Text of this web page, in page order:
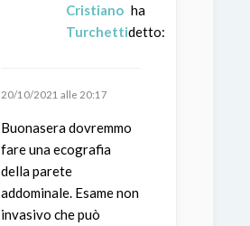
Cristiano
Turchetti
ha
detto:
20/10/2021 alle 20:17
Buonasera dovremmo
fare una ecografia
della parete
addominale. Esame non
invasivo che può